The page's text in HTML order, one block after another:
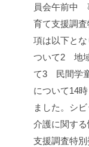
員会午前中
育て支援調査
項は以下とな
ついて2 地
て3 民間学
について14
ました。シ
介護に関する
支援調査特